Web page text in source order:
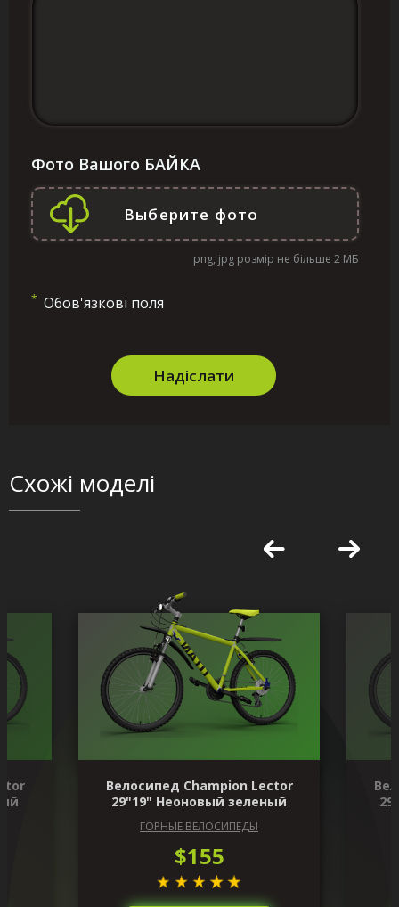
Фото Вашого БАЙКА
png, jpg розмір не більше 2 МБ
* Обов'язкові поля
Надіслати
Схожі моделі
Велосипед Champion Lector
29"19" Неоновый зеленый
ГОРНЫЕ ВЕЛОСИПЕДЫ
$155